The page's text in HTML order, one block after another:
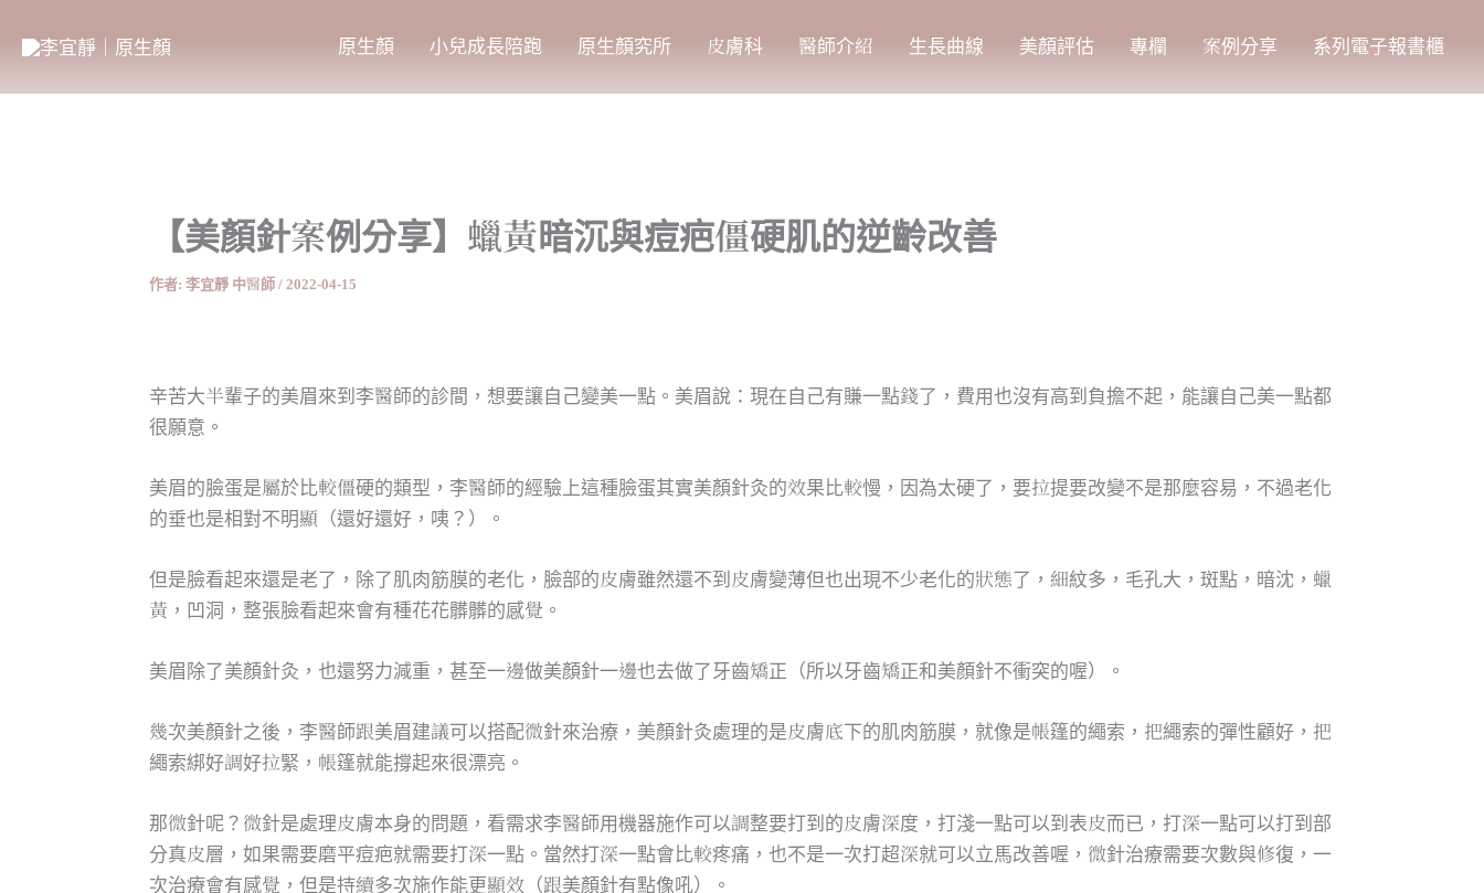
原生顏 小兒成長陪跑 原生顏究所 皮膚科 醫師介紹 生長曲線 美顏評估 專欄 案例分享 系列電子報書櫃
【美顏針案例分享】蠟黃暗沉與痘疤僵硬肌的逆齡改善
作者: 李宜靜 中醫師 / 2022-04-15
辛苦大半輩子的美眉來到李醫師的診間，想要讓自己變美一點。美眉說：現在自己有賺一點錢了，費用也沒有高到負擔不起，能讓自己美一點都
很願意。
美眉的臉蛋是屬於比較僵硬的類型，李醫師的經驗上這種臉蛋其實美顏針灸的效果比較慢，因為太硬了，要拉提要改變不是那麼容易，不過老化
的垂也是相對不明顯（還好還好，咦？）。
但是臉看起來還是老了，除了肌肉筋膜的老化，臉部的皮膚雖然還不到皮膚變薄但也出現不少老化的狀態了，細紋多，毛孔大，斑點，暗沈，蠟
黃，凹洞，整張臉看起來會有種花花髒髒的感覺。
美眉除了美顏針灸，也還努力減重，甚至一邊做美顏針一邊也去做了牙齒矯正（所以牙齒矯正和美顏針不衝突的喔）。
幾次美顏針之後，李醫師跟美眉建議可以搭配微針來治療，美顏針灸處理的是皮膚底下的肌肉筋膜，就像是帳篷的繩索，把繩索的彈性顧好，把
繩索綁好調好拉緊，帳篷就能撐起來很漂亮。
那微針呢？微針是處理皮膚本身的問題，看需求李醫師用機器施作可以調整要打到的皮膚深度，打淺一點可以到表皮而已，打深一點可以打到部
分真皮層，如果需要磨平痘疤就需要打深一點。當然打深一點會比較疼痛，也不是一次打超深就可以立馬改善喔，微針治療需要次數與修復，一
次治療會有感覺，但是持續多次施作能更顯效（跟美顏針有點像吼）。